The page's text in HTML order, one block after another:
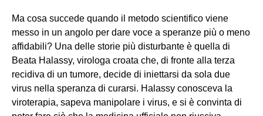
Ma cosa succede quando il metodo scientifico viene
messo in un angolo per dare voce a speranze più o meno
affidabili? Una delle storie più disturbante è quella di
Beata Halassy, virologa croata che, di fronte alla terza
recidiva di un tumore, decide di iniettarsi da sola due
virus nella speranza di curarsi. Halassy conosceva la
viroterapia, sapeva manipolare i virus, e si è convinta di